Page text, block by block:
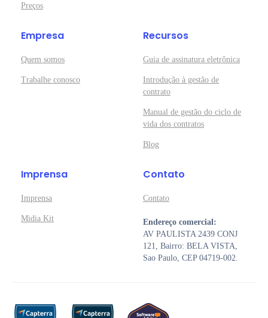
Preços
Empresa
Quem somos
Trabalhe conosco
Recursos
Guia de assinatura eletrônica
Introdução à gestão de
contrato
Manual de gestão do ciclo de
vida dos contratos
Blog
Imprensa
Imprensa
Midia Kit
Contato
Contato
Endereço comercial:
AV PAULISTA 2439 CONJ
121, Bairro: BELA VISTA,
Sao Paulo, CEP 04719-002.